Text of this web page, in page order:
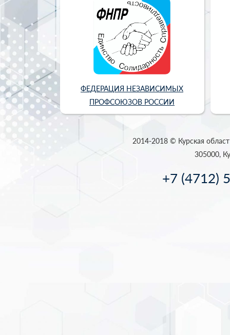
ФЕДЕРАЦИЯ НЕЗАВИСИМЫХ
ПРОФСОЮЗОВ РОССИИ
2014-2018 © Курская
305000,
+7 (4712)